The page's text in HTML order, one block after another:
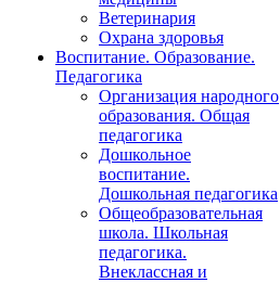
Ветеринария
Охрана здоровья
Воспитание. Образование.
Педагогика
Организация народного
образования. Общая
педагогика
Дошкольное
воспитание.
Дошкольная педагогика
Общеобразовательная
школа. Школьная
педагогика.
Внеклассная и